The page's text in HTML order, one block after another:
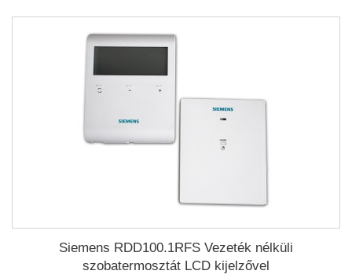
Siemens RDD100.1RFS Vezeték nélküli
szobatermosztát LCD kijelzővel